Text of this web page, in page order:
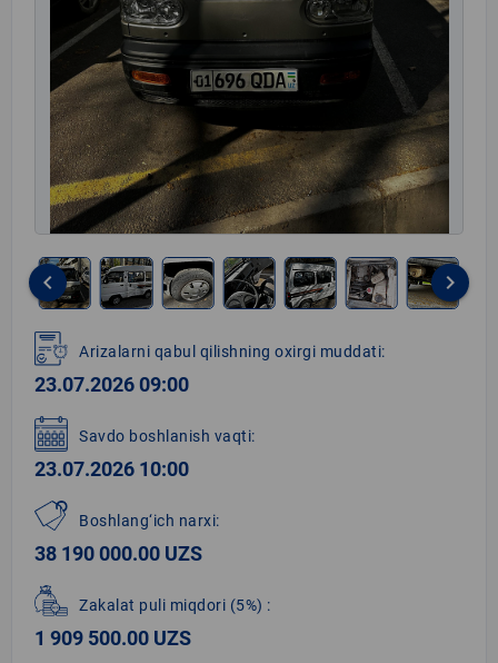
1
of
9
keyboard_arrow_left keyboard_arrow_right
Arizalarni qabul qilishning oxirgi muddati:
23.07.2026 09:00
Savdo boshlanish vaqti:
23.07.2026 10:00
Boshlang‘ich narxi:
38 190 000.00 UZS
Zakalat puli miqdori (5%) :
1 909 500.00 UZS